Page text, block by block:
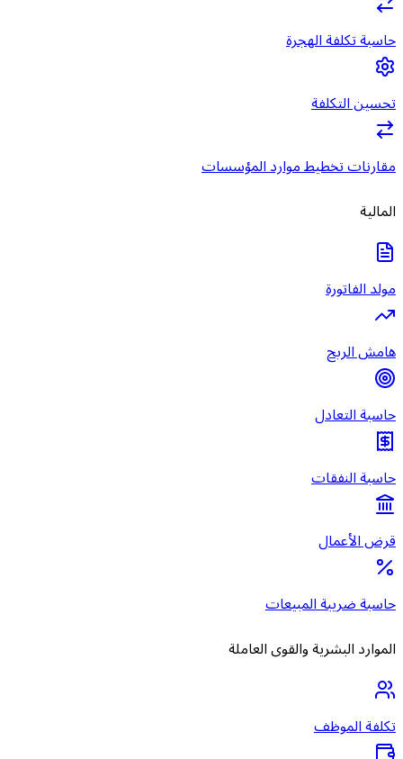
حاسبة تكلفة الهجرة
تحسين التكلفة
مقارنات تخطيط موارد المؤسسات
المالية
مولد الفاتورة
هامش الربح
حاسبة التعادل
حاسبة النفقات
قرض الأعمال
حاسبة ضريبة المبيعات
الموارد البشرية والقوى العاملة
تكلفة الموظف